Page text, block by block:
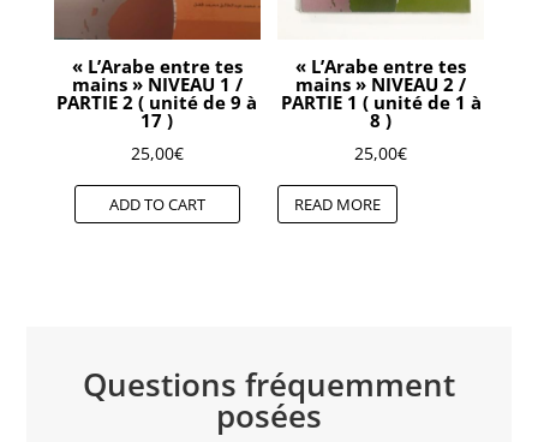
« L’Arabe entre tes
mains » NIVEAU 1 /
PARTIE 2 ( unité de 9 à
17 )
25,00€
ADD TO CART
« L’Arabe entre tes
mains » NIVEAU 2 /
PARTIE 1 ( unité de 1 à
8 )
25,00€
READ MORE
Questions fréquemment
posées